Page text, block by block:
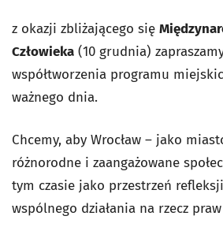
z okazji zbliżającego się
Człowieka (10 grudnia)
współtworzenia programu
ważnego dnia.
Chcemy, aby Wrocław – jako
różnorodne i zaangażowane
tym czasie jako przestrzeń
wspólnego działania na rzecz praw